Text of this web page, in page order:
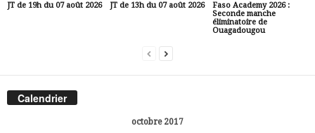
JT de 19h du 07 août 2026 JT de 13h du 07 août 2026
Faso Academy 2026 :
Seconde manche
éliminatoire de
Ouagadougou
Calendrier
octobre 2017